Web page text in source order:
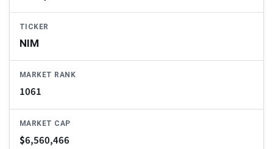
TICKER
NIM
MARKET RANK
1061
MARKET CAP
$6,560,466